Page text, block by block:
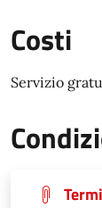
Costi
Servizio